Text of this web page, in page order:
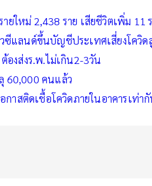
ยใหม่ 2,438 ราย เสียชีวิตเพิ่ม 11
แลนด์ขึ้นบัญชีประเทศเสี่ยงโควิด
องส่งร.พ.ไม่เกิน2-3วัน
60,000 คนแล้ว
าสติดเชื้อโควิดภายในอาคารเท่า